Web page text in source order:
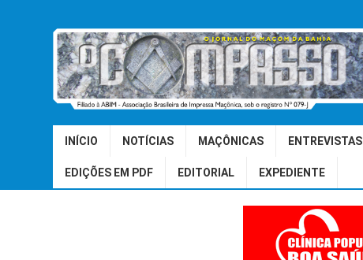
INÍCIO NOTÍCIAS MAÇÔNICAS ENTREVISTAS
EDIÇÕES EM PDF EDITORIAL EXPEDIENTE